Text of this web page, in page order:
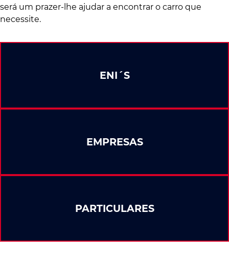
será um prazer-lhe ajudar a encontrar o carro que
necessite.
PARTICULARES
ENI´S
EMPRESAS